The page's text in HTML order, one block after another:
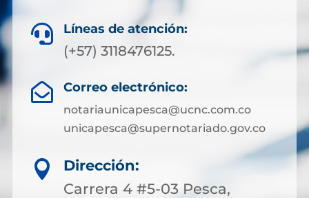
 Líneas de atención:
(+57) 3118476125.
 Correo electrónico:
notariaunicapesca@ucnc.com.co
unicapesca@supernotariado.gov.co

Dirección:
Carrera 4 #5-03 Pesca,